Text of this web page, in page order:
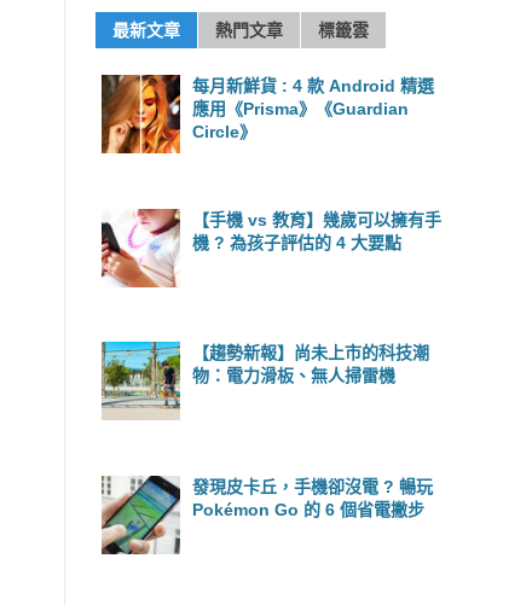
最新文章 熱門文章 標籤雲
每月新鮮貨 : 4 款 Android 精選
應用《Prisma》《Guardian
Circle》
【手機 vs 教育】幾歲可以擁有手
機 ? 為孩子評估的 4 大要點
【趨勢新報】尚未上市的科技潮
物：電力滑板、無人掃雷機
發現皮卡丘，手機卻沒電 ? 暢玩
Pokémon Go 的 6 個省電撇步